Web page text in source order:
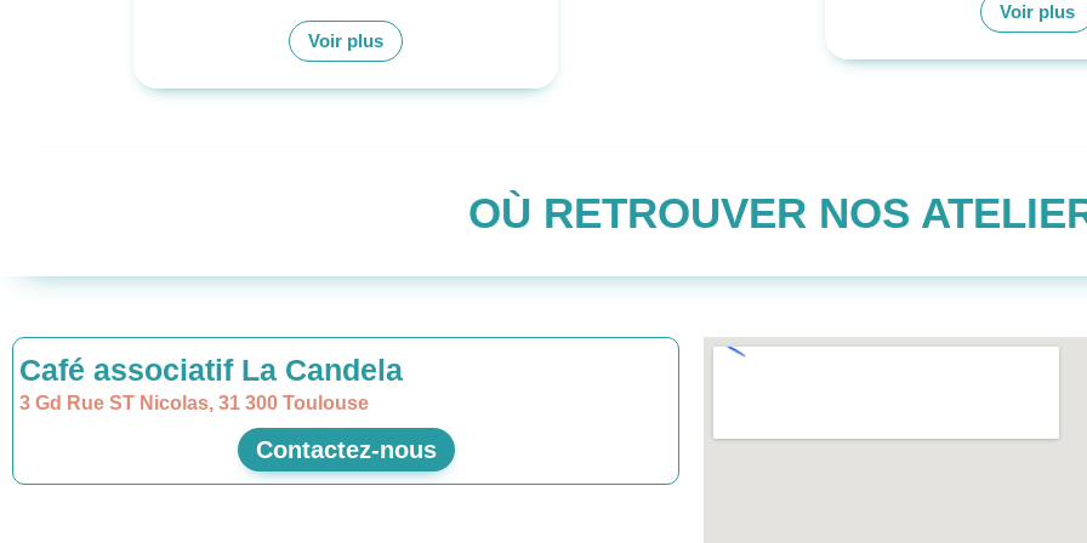
Voir plus
Voir plus
OÙ RETROUVER NOS
Café associatif La Candela
3 Gd Rue ST Nicolas, 31 300 Toulouse
Contactez-nous